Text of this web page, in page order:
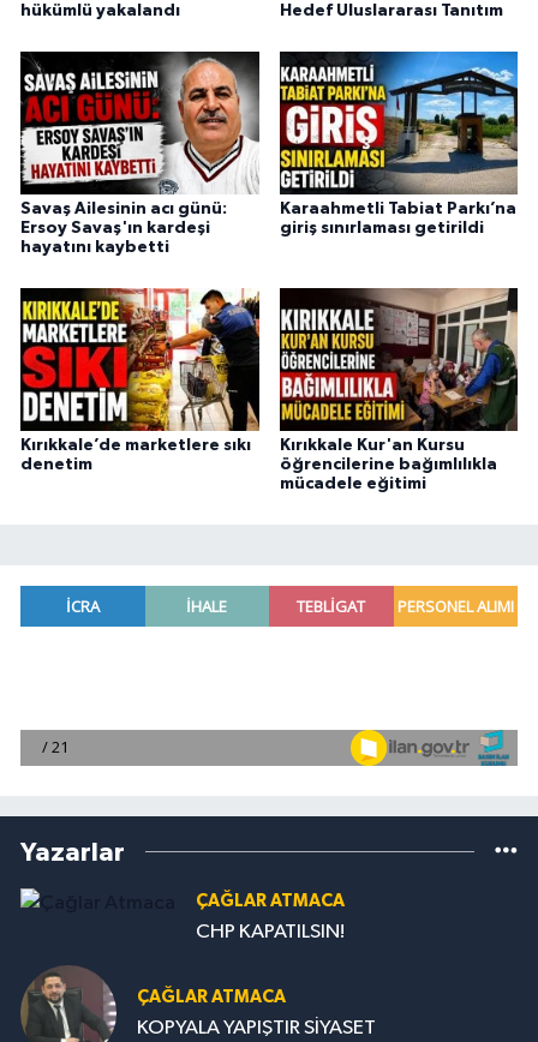
hükümlü yakalandı
Hedef Uluslararası Tanıtım
Savaş Ailesinin acı günü:
Ersoy Savaş'ın kardeşi
hayatını kaybetti
Karaahmetli Tabiat Parkı’na
giriş sınırlaması getirildi
Kırıkkale’de marketlere sıkı
denetim
Kırıkkale Kur'an Kursu
öğrencilerine bağımlılıkla
mücadele eğitimi
Yazarlar
ÇAĞLAR ATMACA
CHP KAPATILSIN!
ÇAĞLAR ATMACA
KOPYALA YAPIŞTIR SİYASET